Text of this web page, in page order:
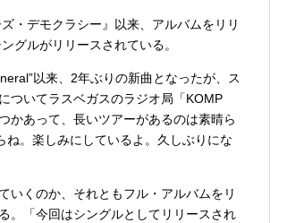
・デモクラシー』以来、アルバムをリリ
グルがリリースされている。
以来、2年ぶりの新曲となったが、ス
ついてラスベガスのラジオ局「KOMP
かあって、長いツアーがあるのは素晴ら
。楽しみにしているよ。久しぶりにな
いくのか、それともフル・アルバムをリ
。「今回はシングルとしてリリースされ